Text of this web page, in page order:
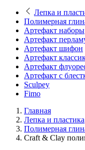
Лепка и
Полимерная
Артефакт наборы
Артефакт
Артефакт шифон
Артефакт
Артефакт
Артефакт с
Sculpey
Fimo
Главная
Лепка и пластика
Полимерная
Craft & Clay